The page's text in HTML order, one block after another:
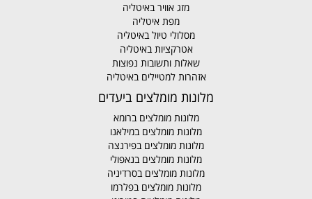
מזג אוויר באיטליה
מפת איטליה
מסלולי טיול באיטליה
אטרקציות באיטליה
שאלות ותשובות נפוצות
אזהרות למטיילים באיטליה
מלונות מומלצים ביעדים
מלונות מומלצים ברומא
מלונות מומלצים במילאנו
מלונות מומלצים בפירנצה
מלונות מומלצים בנאפולי
מלונות מומלצים בסרדיניה
מלונות מומלצים בפלרמו